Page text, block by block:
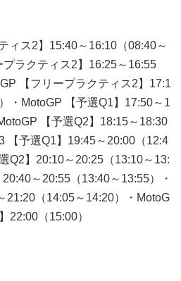
ィス2】15:40～16:10（08:40～
ラクティス2】16:25～16:55
【フリープラクティス2】17:1
・MotoGP 【予選Q1】17:50～1
【予選Q2】18:15～18:30
【予選Q1】19:45～20:00（12:4
Q2】20:10～20:25（13:10～13:
～20:55（13:40～13:55）・
21:20（14:05～14:20）・MotoG
22:00（15:00）